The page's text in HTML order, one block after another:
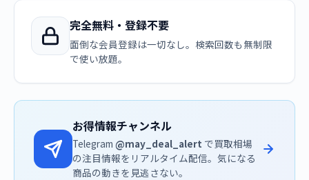
完全無料・登録不要
面倒な会員登録は一切なし。検索回数も無制限
で使い放題。
お得情報チャンネル
Telegram @may_deal_alert で買取相場
の注目情報をリアルタイム配信。気になる
商品の動きを見逃さない。